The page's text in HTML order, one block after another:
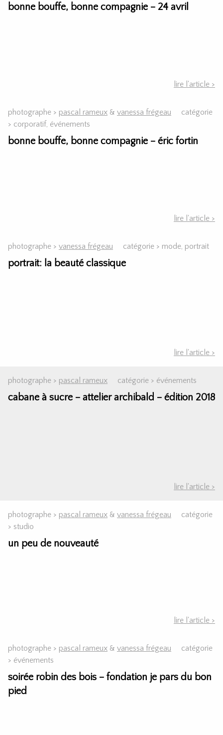
bonne bouffe, bonne compagnie – 24 avril
lire l'article >
photographe > pascal rameux & vanessa frégeau
catégorie
> corporatif, événements
bonne bouffe, bonne compagnie – éric fortin
lire l'article >
photographe > vanessa frégeau catégorie > mode, portrait
portrait: la beauté classique
lire l'article >
photographe > pascal rameux catégorie > événements
cabane à sucre – attelier archibald – édition 2018
lire l'article >
photographe > pascal rameux & vanessa frégeau
catégorie
> studio
un peu de nouveauté
lire l'article >
photographe > pascal rameux & vanessa frégeau
catégorie
> événements
soirée robin des bois – fondation je pars du bon
pied